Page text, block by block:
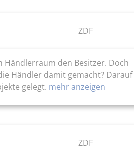
ZDF
Händlerraum den Besitzer. Doch
Händler damit gemacht?
gelegt. mehr anzeigen
ZDF